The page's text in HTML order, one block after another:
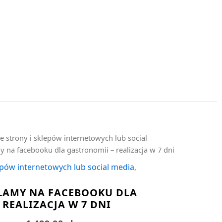
strony i sklepów internetowych lub social
na facebooku dla gastronomii – realizacja w 7 dni
internetowych lub social media,
NA FACEBOOKU DLA
W 7 DNI